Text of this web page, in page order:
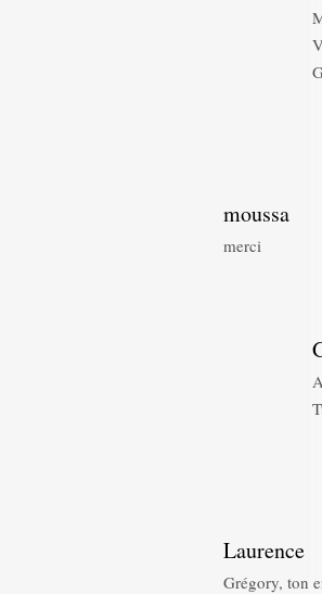
moussa
merci
Laurence
Grégory, ton